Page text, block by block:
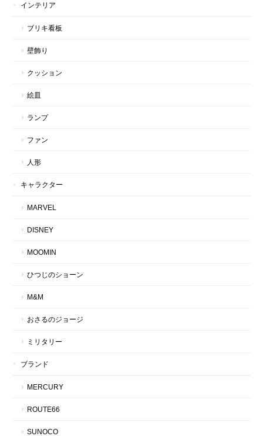
インテリア
ブリキ看板
壁飾り
クッション
絵皿
ランプ
ファン
人形
キャラクター
MARVEL
DISNEY
MOOMIN
ひつじのショーン
M&M
おさるのジョージ
ミリタリー
ブランド
MERCURY
ROUTE66
SUNOCO